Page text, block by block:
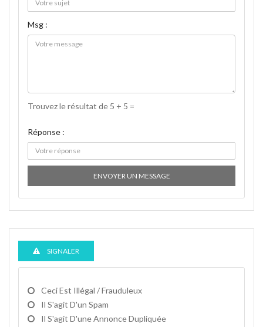
Msg :
Trouvez le résultat de 5 + 5 =
Réponse :
ENVOYER UN MESSAGE
SIGNALER
Ceci Est Illégal / Frauduleux
Il S'agit D'un Spam
Il S'agit D'une Annonce Dupliquée